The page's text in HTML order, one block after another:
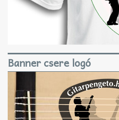
Banner csere logó